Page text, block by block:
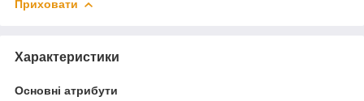
Приховати
Характеристики
Основні атрибути